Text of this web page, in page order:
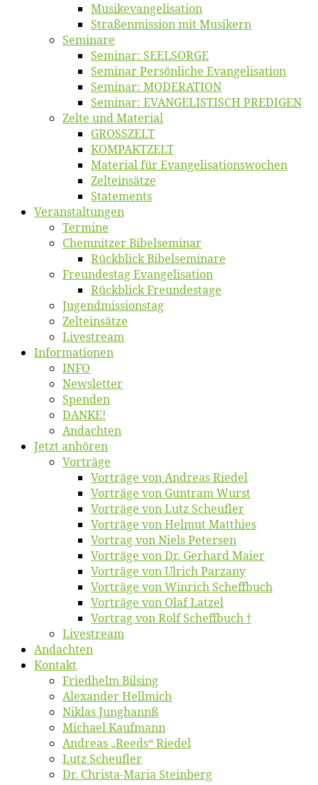
Musikevan­ge­li­sa­tion
Straßenmis­sion mit Musikern
Se­mi­na­re
Se­mi­nar: SEELSORGE
Se­mi­nar Per­sön­li­che Evangelisation
Se­mi­nar: MODERATION
Se­mi­nar: EVANGELISTISCH PREDIGEN
Zel­te und Material
GROSSZELT
KOMPAKTZELT
Ma­te­ri­al für Evangelisationswochen
Zelt­ein­sät­ze
State­ments
Ver­an­stal­tun­gen
Ter­mi­ne
Chemnit­zer Bibelseminar
Rück­blick Bibelseminare
Freun­des­tag Evangelisation
Rück­blick Freundestage
Jugend­mis­sions­tag
Zelt­ein­sät­ze
Live­stream
Informatio­nen
INFO
News­let­ter
Spen­den
DANKE!
An­dach­ten
Jetzt an­hö­ren
Vor­trä­ge
Vor­trä­ge von An­dre­as Riedel
Vor­trä­ge von Gun­tram Wurst
Vor­trä­ge von Lutz Scheufler
Vor­trä­ge von Hel­mut Matthies
Vor­trag von Niels Petersen
Vor­trä­ge von Dr. Ger­hard Maier
Vor­trä­ge von Ul­rich Parzany
Vor­trä­ge von Win­rich Scheffbuch
Vor­trä­ge von Olaf Latzel
Vor­trag von Rolf Scheffbuch †
Live­stream
An­dach­ten
Kon­takt
Fried­helm Bilsing
Alex­an­der Hellmich
Ni­klas Junghannß
Mi­cha­el Kaufmann
An­dre­as „Reeds“ Riedel
Lutz Scheuf­ler
Dr. Chris­­ta-Ma­ria Steinberg